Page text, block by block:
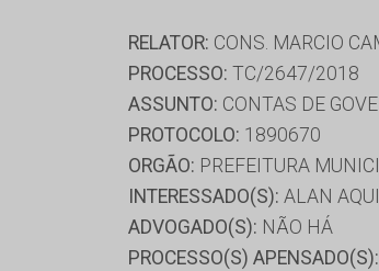
RELATOR: CONS. MARCIO
PROCESSO: TC/2647/2018
ASSUNTO: CONTAS DE
PROTOCOLO: 1890670
ORGÃO: PREFEITURA
INTERESSADO(S): ALAN
ADVOGADO(S): NÃO HÁ
PROCESSO(S) APENSADO(S):